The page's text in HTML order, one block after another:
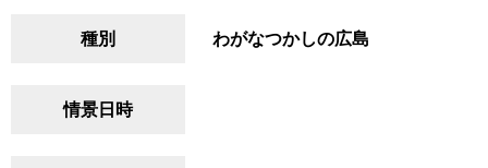
種別 わがなつかしの広島
情景日時